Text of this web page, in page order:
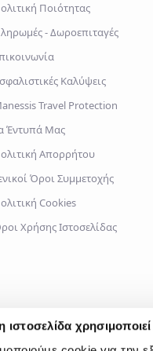
ιστοσελίδα
Ποιότητας
- Δωροεπιταγές
Καλύψεις
Travel Protection
Έντυπά Μας
Απορρήτου
Όροι Συμμετοχής
Cookies
Χρήσης Ιστοσελίδας